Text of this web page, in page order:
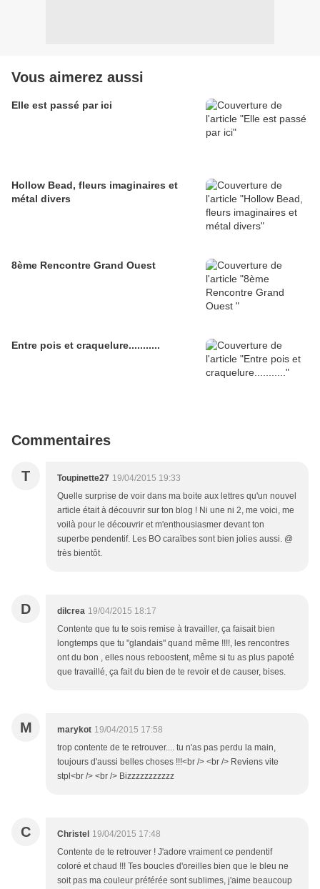
Vous aimerez aussi
Elle est passé par ici
Hollow Bead, fleurs imaginaires et
métal divers
8ème Rencontre Grand Ouest
Entre pois et craquelure...........
Commentaires
T Toupinette27 19/04/2015 19:33
Quelle surprise de voir dans ma boite aux lettres qu'un nouvel
article était à découvrir sur ton blog ! Ni une ni 2, me voici, me
voilà pour le découvrir et m'enthousiasmer devant ton
superbe pendentif. Les BO caraïbes sont bien jolies aussi. @
très bientôt.
D dilcrea 19/04/2015 18:17
Contente que tu te sois remise à travailler, ça faisait bien
longtemps que tu "glandais" quand même !!!!, les rencontres
ont du bon , elles nous reboostent, même si tu as plus papoté
que travaillé, ça fait du bien de te revoir et de causer, bises.
M marykot 19/04/2015 17:58
trop contente de te retrouver.... tu n'as pas perdu la main,
toujours d'aussi belles choses !!!<br /> <br /> Reviens vite
stpl<br /> <br /> Bizzzzzzzzzzz
C Christel 19/04/2015 17:48
Contente de te retrouver ! J'adore vraiment ce pendentif
coloré et chaud !!! Tes boucles d'oreilles bien que le bleu ne
soit pas ma couleur préférée sont sublimes, j'aime beaucoup